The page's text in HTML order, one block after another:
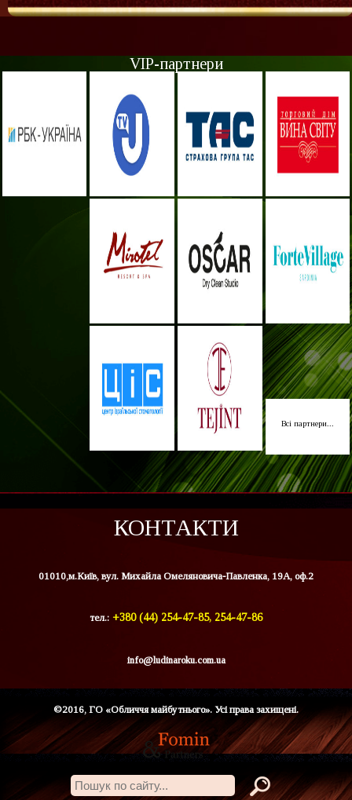
VIP-партнери
Всі партнери...
КОНТАКТИ
01010,м.Київ, вул. Михайла Омеляновича-Павленка, 19А, оф.2
тел.: +380 (44) 254-47-85, 254-47-86
info@ludinaroku.com.ua
©2016, ГО «Обличчя майбутнього». Усі права захищені.